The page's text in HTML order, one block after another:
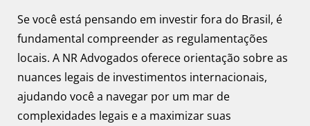
Se você está pensando em investir fora do Brasil, é
fundamental compreender as regulamentações
locais. A NR Advogados oferece orientação sobre as
nuances legais de investimentos internacionais,
ajudando você a navegar por um mar de
complexidades legais e a maximizar suas